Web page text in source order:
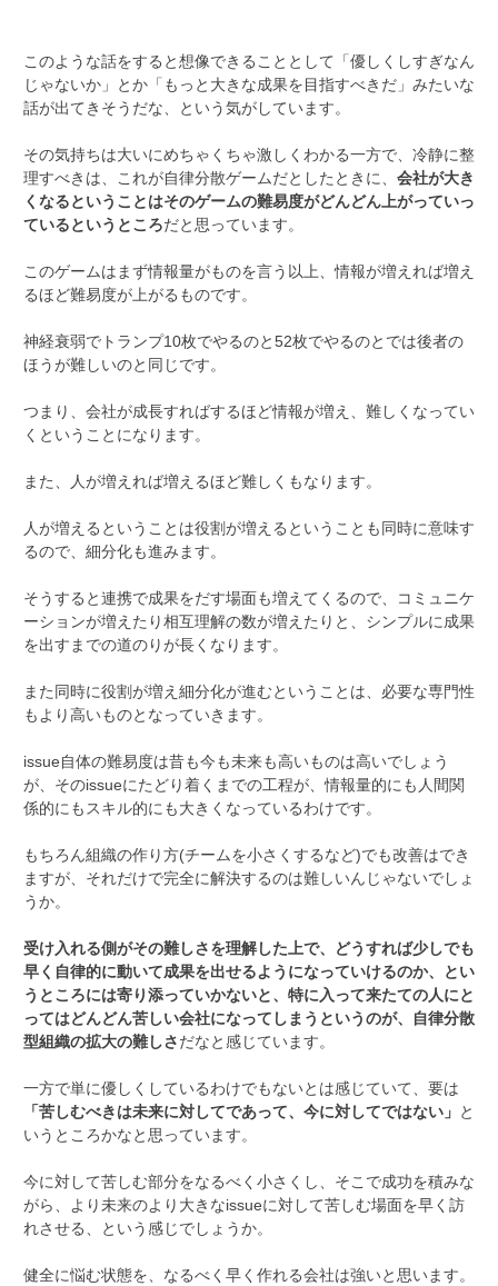
このような話をすると想像できることとして「優しくしすぎなん
じゃないか」とか「もっと大きな成果を目指すべきだ」みたいな
話が出てきそうだな、という気がしています。
その気持ちは大いにめちゃくちゃ激しくわかる一方で、冷静に整
理すべきは、これが自律分散ゲームだとしたときに、 会社が大き
くなるということはそのゲームの難易度がどんどん上がっていっ
ているというところだと思っています。
このゲームはまず情報量がものを言う以上、情報が増えれば増え
るほど難易度が上がるものです。
神経衰弱でトランプ10枚でやるのと52枚でやるのとでは後者の
ほうが難しいのと同じです。
つまり、会社が成長すればするほど情報が増え、難しくなってい
くということになります。
また、人が増えれば増えるほど難しくもなります。
人が増えるということは役割が増えるということも同時に意味す
るので、細分化も進みます。
そうすると連携で成果をだす場面も増えてくるので、コミュニケ
ーションが増えたり相互理解の数が増えたりと、シンプルに成果
を出すまでの道のりが長くなります。
また同時に役割が増え細分化が進むということは、必要な専門性
もより高いものとなっていきます。
issue自体の難易度は昔も今も未来も高いものは高いでしょう
が、そのissueにたどり着くまでの工程が、情報量的にも人間関
係的にもスキル的にも大きくなっているわけです。
もちろん組織の作り方(チームを小さくするなど)でも改善はでき
ますが、それだけで完全に解決するのは難しいんじゃないでしょ
うか。
受け入れる側がその難しさを理解した上で、どうすれば少しでも
早く自律的に動いて成果を出せるようになっていけるのか、とい
うところには寄り添っていかないと、特に入って来たての人にと
ってはどんどん苦しい会社になってしまうというのが、自律分散
型組織の拡大の難しさだなと感じています。
一方で単に優しくしているわけでもないとは感じていて、要は
「苦しむべきは未来に対してであって、今に対してではない」 と
いうところかなと思っています。
今に対して苦しむ部分をなるべく小さくし、そこで成功を積みな
がら、より未来のより大きなissueに対して苦しむ場面を早く訪
れさせる、という感じでしょうか。
健全に悩む状態を、なるべく早く作れる会社は強いと思います。